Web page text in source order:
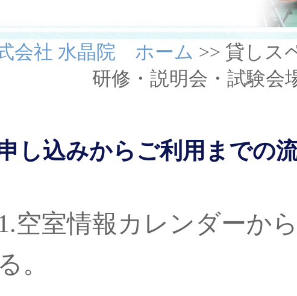
会社 水晶院 ホーム >> 貸しス
研修・説明会・試験会
し込みからご利用までの
空室情報カレンダーか
る。